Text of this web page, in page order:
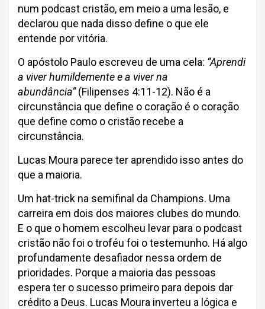
num podcast cristão, em meio a uma lesão, e
declarou que nada disso define o que ele
entende por vitória.
O apóstolo Paulo escreveu de uma cela: “Aprendi
a viver humildemente e a viver na
abundância”(Filipenses 4:11-12). Não é a
circunstância que define o coração é o coração
que define como o cristão recebe a
circunstância.
Lucas Moura parece ter aprendido isso antes do
que a maioria.
Um hat-trick na semifinal da Champions. Uma
carreira em dois dos maiores clubes do mundo.
E o que o homem escolheu levar para o podcast
cristão não foi o troféu foi o testemunho. Há algo
profundamente desafiador nessa ordem de
prioridades. Porque a maioria das pessoas
espera ter o sucesso primeiro para depois dar
crédito a Deus. Lucas Moura inverteu a lógica e